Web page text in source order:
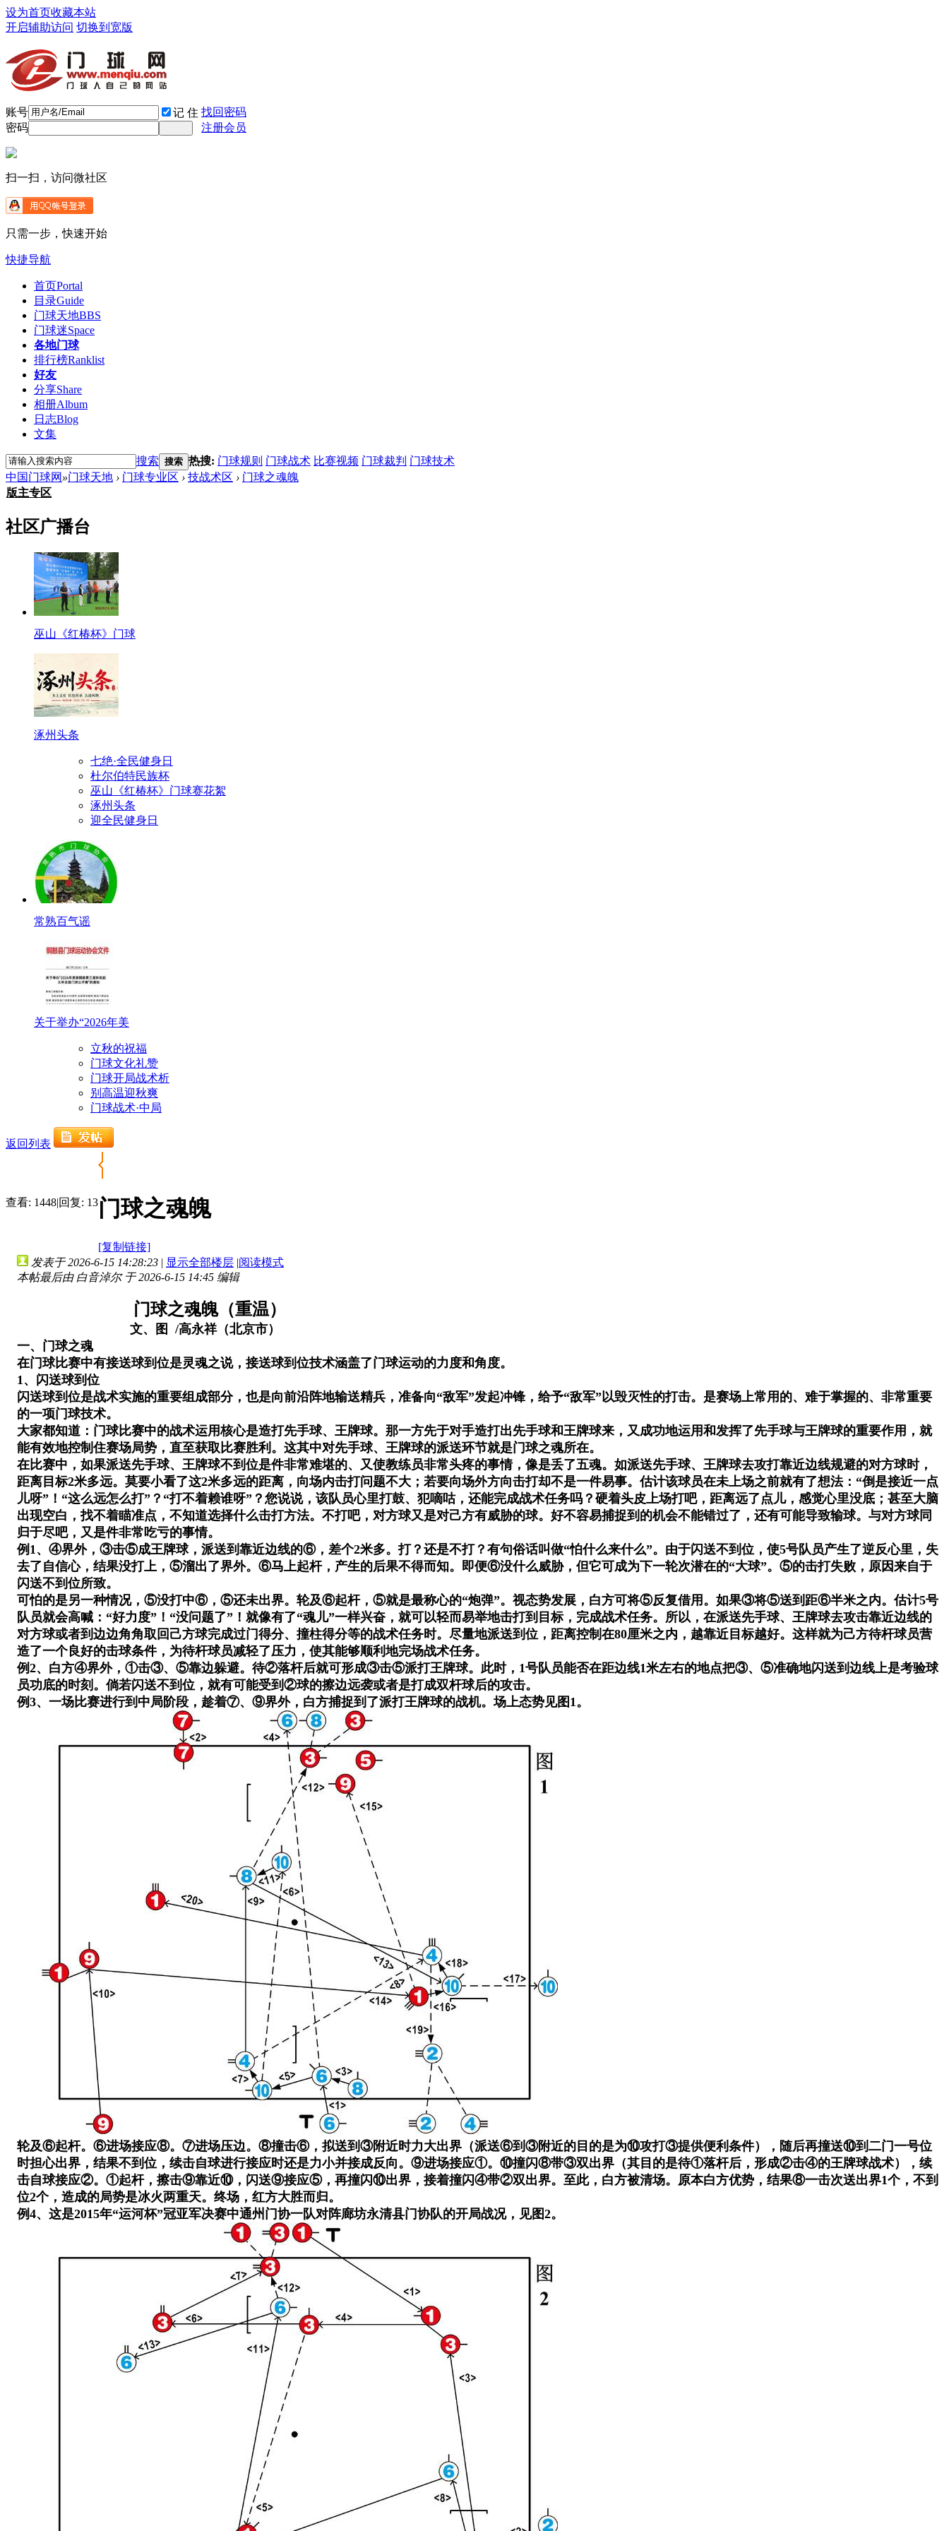
设为首页收藏本站
开启辅助访问 切换到宽版
账号 记 住 找回密码
密码
注册会员
扫一扫，访问微社区
只需一步，快速开始
快捷导航
首页Portal
目录Guide
门球天地BBS
门球迷Space
各地门球
排行榜Ranklist
好友
分享Share
相册Album
日志Blog
文集
搜索 搜索 热搜: 门球规则 门球战术 比赛视频 门球裁判 门球技术
中国门球网 »门球天地 › 门球专业区 › 技战术区 › 门球之魂魄
版主专区
社区广播台
巫山《红椿杯》门球
涿州头条
七绝·全民健身日
杜尔伯特民族杯
巫山《红椿杯》门球赛花絮
涿州头条
迎全民健身日
常熟百气谣
关于举办“2026年美
立秋的祝福
门球文化礼赞
门球开局战术析
别高温迎秋爽
门球战术·中局
返回列表
查看: 1448|回复: 13门球之魂魄
[复制链接]
发表于 2026-6-15 14:28:23 | 显示全部楼层 |阅读模式
本帖最后由 白音淖尔 于 2026-6-15 14:45 编辑
门球之魂魄（重温）
文、图 /高永祥（北京市）
一、门球之魂
在门球比赛中有接送球到位是灵魂之说，接送球到位技术涵盖了门球运动的力度和角度。
1、闪送球到位
闪送球到位是战术实施的重要组成部分，也是向前沿阵地输送精兵，准备向“敌军”发起冲锋，给予“敌军”以毁灭性的打击。是赛场上常用的、难于掌握的、非常重要
的一项门球技术。
大家都知道：门球比赛中的战术运用核心是造打先手球、王牌球。那一方先于对手造打出先手球和王牌球来，又成功地运用和发挥了先手球与王牌球的重要作用，就
能有效地控制住赛场局势，直至获取比赛胜利。这其中对先手球、王牌球的派送环节就是门球之魂所在。
在比赛中，如果派送先手球、王牌球不到位是件非常难堪的、又使教练员非常头疼的事情，像是丢了五魂。如派送先手球、王牌球去攻打靠近边线规避的对方球时，
距离目标2米多远。莫要小看了这2米多远的距离，向场内击打问题不大；若要向场外方向击打却不是一件易事。估计该球员在未上场之前就有了想法：“倒是接近一点
儿呀”！“这么远怎么打”？“打不着赖谁呀”？您说说，该队员心里打鼓、犯嘀咕，还能完成战术任务吗？硬着头皮上场打吧，距离远了点儿，感觉心里没底；甚至大脑
出现空白，找不着瞄准点，不知道选择什么击打方法。不打吧，对方球又是对己方有威胁的球。好不容易捕捉到的机会不能错过了，还有可能导致输球。与对方球同
归于尽吧，又是件非常吃亏的事情。
例1、④界外，③击⑤成王牌球，派送到靠近边线的⑥，差个2米多。打？还是不打？有句俗话叫做“怕什么来什么”。由于闪送不到位，使5号队员产生了逆反心里，失
去了自信心，结果没打上，⑤溜出了界外。⑥马上起杆，产生的后果不得而知。即便⑥没什么威胁，但它可成为下一轮次潜在的“大球”。⑤的击打失败，原因来自于
闪送不到位所致。
可怕的是另一种情况，⑤没打中⑥，⑤还未出界。轮及⑥起杆，⑤就是最称心的“炮弹”。视态势发展，白方可将⑤反复借用。如果③将⑤送到距⑥半米之内。估计5号
队员就会高喊：“好力度”！“没问题了”！就像有了“魂儿”一样兴奋，就可以轻而易举地击打到目标，完成战术任务。所以，在派送先手球、王牌球去攻击靠近边线的
对方球或者到边边角角取回己方球完成过门得分、撞柱得分等的战术任务时。尽量地派送到位，距离控制在80厘米之内，越靠近目标越好。这样就为己方待杆球员营
造了一个良好的击球条件，为待杆球员减轻了压力，使其能够顺利地完场战术任务。
例2、白方④界外，①击③、⑤靠边躲避。待②落杆后就可形成③击⑤派打王牌球。此时，1号队员能否在距边线1米左右的地点把③、⑤准确地闪送到边线上是考验球
员功底的时刻。倘若闪送不到位，就有可能受到②球的擦边远袭或者是打成双杆球后的攻击。
例3、一场比赛进行到中局阶段，趁着⑦、⑨界外，白方捕捉到了派打王牌球的战机。场上态势见图1。
轮及⑥起杆。⑥进场接应⑧。⑦进场压边。⑧撞击⑥，拟送到③附近时力大出界（派送⑥到③附近的目的是为⑩攻打③提供便利条件），随后再撞送⑩到二门一号位
时担心出界，结果不到位，续击自球进行接应时还是力小并接成反向。⑨进场接应①。⑩撞闪⑧带③双出界（其目的是待①落杆后，形成②击④的王牌球战术），续
击自球接应②。①起杆，擦击⑨靠近⑩，闪送⑨接应⑤，再撞闪⑩出界，接着撞闪④带②双出界。至此，白方被清场。原本白方优势，结果⑧一击次送出界1个，不到
位2个，造成的局势是冰火两重天。终场，红方大胜而归。
例4、这是2015年“运河杯”冠亚军决赛中通州门协一队对阵廊坊永清县门协队的开局战况，见图2。